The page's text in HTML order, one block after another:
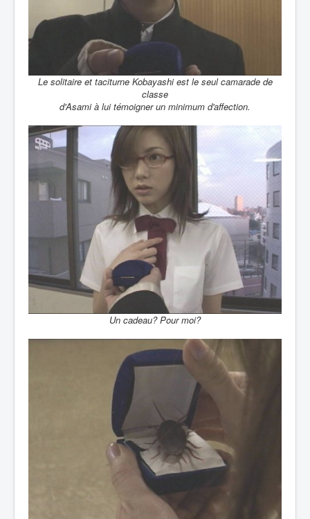
Le solitaire et taciturne Kobayashi est le seul camarade de
classe
d'Asami à lui témoigner un minimum d'affection.
Un cadeau? Pour moi?